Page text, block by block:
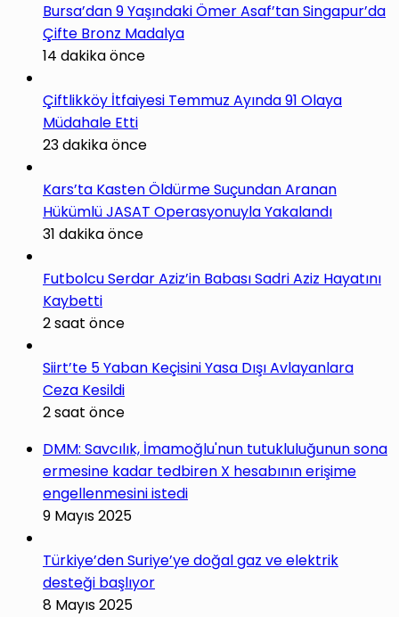
Bursa’dan 9 Yaşındaki Ömer Asaf’tan Singapur’da
Çifte Bronz Madalya
14 dakika önce
Çiftlikköy İtfaiyesi Temmuz Ayında 91 Olaya
Müdahale Etti
23 dakika önce
Kars’ta Kasten Öldürme Suçundan Aranan
Hükümlü JASAT Operasyonuyla Yakalandı
31 dakika önce
Futbolcu Serdar Aziz’in Babası Sadri Aziz Hayatını
Kaybetti
2 saat önce
Siirt’te 5 Yaban Keçisini Yasa Dışı Avlayanlara
Ceza Kesildi
2 saat önce
DMM: Savcılık, İmamoğlu'nun tutukluluğunun sona
ermesine kadar tedbiren X hesabının erişime
engellenmesini istedi
9 Mayıs 2025
Türkiye’den Suriye’ye doğal gaz ve elektrik
desteği başlıyor
8 Mayıs 2025